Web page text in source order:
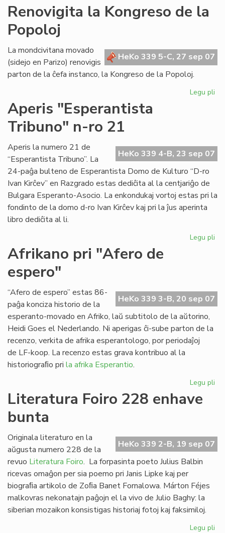
Renovigita la Kongreso de la
Popoloj
HeKo 339 5-C, 27 sep 07
La mondcivitana movado
(sidejo en Parizo) renovigis
parton de la ĉefa instanco, la Kongreso de la Popoloj.
Legu pli
la
Aperis "Esperantista
Tribuno" n-ro 21
HeKo 339 4-B, 23 sep 07
Aperis la numero 21 de
“Esperantista Tribuno”. La
24-paĝa bulteno de Esperantista Domo de Kulturo “D-ro
Ivan Kirĉev” en Razgrado estas dediĉita al la centjariĝo de
Bulgara Esperanto-Asocio. La enkondukaj vortoj estas pri la
fondinto de la domo d-ro Ivan Kirĉev kaj pri la ĵus aperinta
libro dediĉita al li.
Legu pli
ro
Afrikano pri "Afero de
espero"
HeKo 339 3-B, 20 sep 07
“Afero de espero” estas 86-
paĝa konciza historio de la
esperanto-movado en Afriko, laŭ subtitolo de la aŭtorino,
Heidi Goes el Nederlando. Ni aperigas ĉi-sube parton de la
recenzo, verkita de afrika esperantologo, por periodaĵoj
de LF-koop. La recenzo estas grava kontribuo al la
historiograﬁo pri la afrika Esperantio.
Legu pli
Literatura Foiro 228 enhave
bunta
HeKo 339 2-B, 19 sep 07
Originala literaturo en la
aŭgusta numero 228 de la
revuo Literatura Foiro. La forpasinta poeto Julius Balbin
ricevas omaĝon per sia poemo pri Janis Lipke kaj per
biograﬁa artikolo de Zoﬁa Banet Fornalowa. Márton Féjes
malkovras nekonatajn paĝojn el la vivo de Julio Baghy: la
siberian mozaikon konsistigas historiaj fotoj kaj faksimiloj.
Legu pli